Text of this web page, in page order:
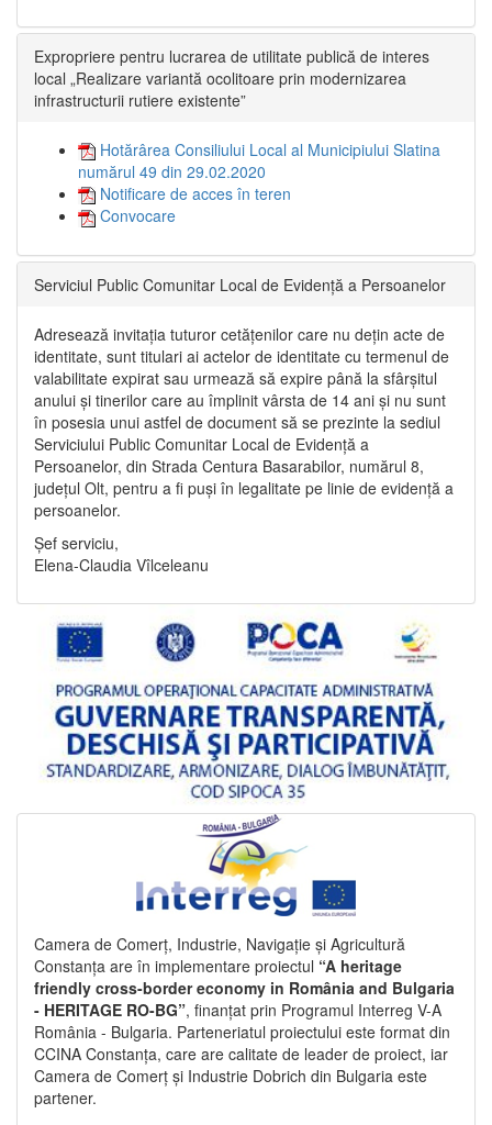
Expropriere pentru lucrarea de utilitate publică de interes
local „Realizare variantă ocolitoare prin modernizarea
infrastructurii rutiere existente”
Hotărârea Consiliului Local al Municipiului Slatina
numărul 49 din 29.02.2020
Notificare de acces în teren
Convocare
Serviciul Public Comunitar Local de Evidență a Persoanelor
Adresează invitația tuturor cetățenilor care nu dețin acte de
identitate, sunt titulari ai actelor de identitate cu termenul de
valabilitate expirat sau urmează să expire până la sfârșitul
anului și tinerilor care au împlinit vârsta de 14 ani și nu sunt
în posesia unui astfel de document să se prezinte la sediul
Serviciului Public Comunitar Local de Evidență a
Persoanelor, din Strada Centura Basarabilor, numărul 8,
județul Olt, pentru a fi puși în legalitate pe linie de evidență a
persoanelor.
Șef serviciu,
Elena-Claudia Vîlceleanu
Camera de Comerț, Industrie, Navigație și Agricultură
Constanța are în implementare proiectul “A heritage
friendly cross-border economy in România and Bulgaria
- HERITAGE RO-BG”, finanțat prin Programul Interreg V-A
România - Bulgaria. Parteneriatul proiectului este format din
CCINA Constanța, care are calitate de leader de proiect, iar
Camera de Comerț și Industrie Dobrich din Bulgaria este
partener.